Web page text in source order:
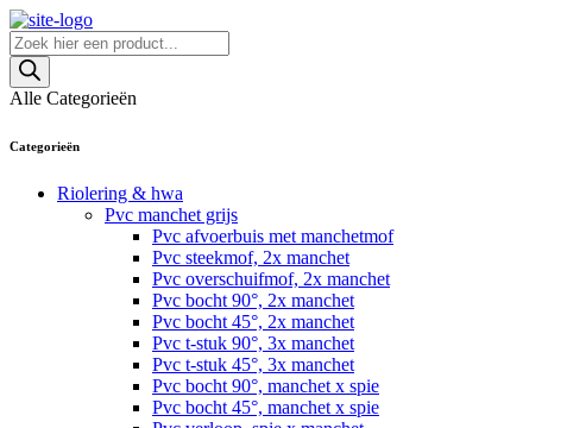
Skip
to
content
Producten
zoeken
Alle Categorieën
Categorieën
Riolering & hwa
Pvc manchet grijs
Pvc afvoerbuis met manchetmof
Pvc steekmof, 2x manchet
Pvc overschuifmof, 2x manchet
Pvc bocht 90°, 2x manchet
Pvc bocht 45°, 2x manchet
Pvc t-stuk 90°, 3x manchet
Pvc t-stuk 45°, 3x manchet
Pvc bocht 90°, manchet x spie
Pvc bocht 45°, manchet x spie